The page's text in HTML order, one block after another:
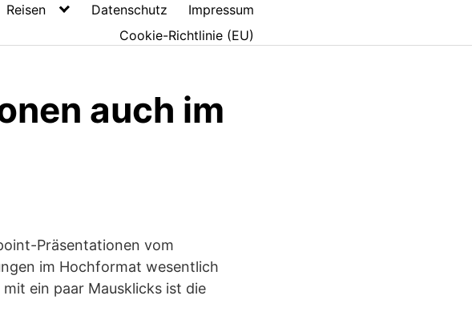
Reisen Datenschutz
Impressum
Cookie-Richtlinie (EU)
auch im
Präsentationen vom
im Hochformat wesentlich
ein paar Mausklicks ist die